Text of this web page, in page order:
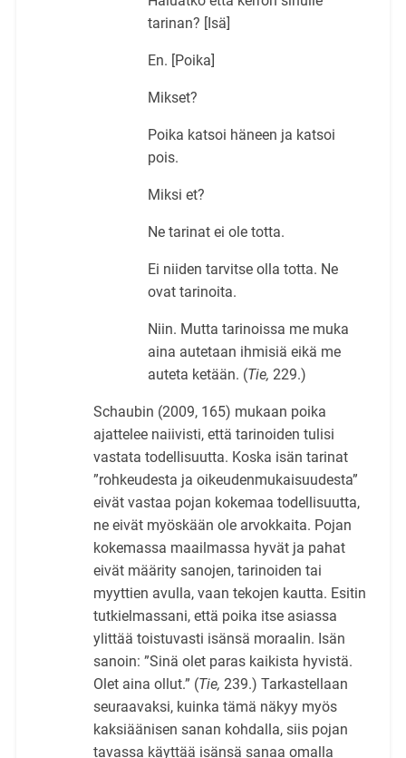
tarinan? [Isä]
En. [Poika]
Mikset?
Poika katsoi häneen ja katsoi
pois.
Miksi et?
Ne tarinat ei ole totta.
Ei niiden tarvitse olla totta. Ne
ovat tarinoita.
Niin. Mutta tarinoissa me muka
aina autetaan ihmisiä eikä me
auteta ketään. (Tie, 229.)
Schaubin (2009, 165) mukaan poika
ajattelee naiivisti, että tarinoiden tulisi
vastata todellisuutta. Koska isän tarinat
”rohkeudesta ja oikeudenmukaisuudesta”
eivät vastaa pojan kokemaa todellisuutta,
ne eivät myöskään ole arvokkaita. Pojan
kokemassa maailmassa hyvät ja pahat
eivät määrity sanojen, tarinoiden tai
myyttien avulla, vaan tekojen kautta. Esitin
tutkielmassani, että poika itse asiassa
ylittää toistuvasti isänsä moraalin. Isän
sanoin: ”Sinä olet paras kaikista hyvistä.
Olet aina ollut.” (Tie, 239.) Tarkastellaan
seuraavaksi, kuinka tämä näkyy myös
kaksiäänisen sanan kohdalla, siis pojan
tavassa käyttää isänsä sanaa omalla